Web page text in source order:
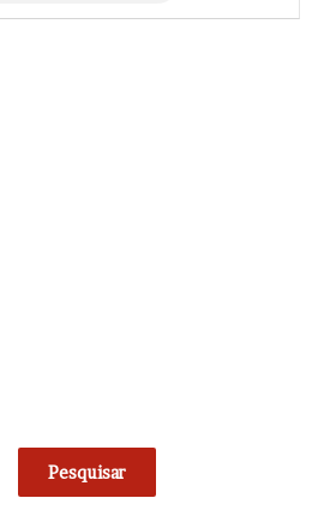
por
Pesquisar